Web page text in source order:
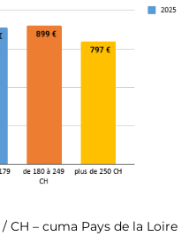
CH – cuma Pays de la Loire